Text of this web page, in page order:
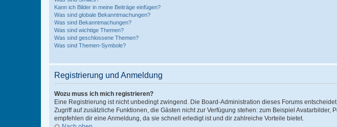
Kann ich Bilder in meine Beiträge einfügen?
Was sind globale Bekanntmachungen?
Was sind Bekanntmachungen?
Was sind wichtige Themen?
Was sind geschlossene Themen?
Was sind Themen-Symbole?
Registrierung und Anmeldung
Wozu muss ich mich registrieren?
Eine Registrierung ist nicht unbedingt zwingend. Die Board-Administration dieses Forums
Zugriff auf zusätzliche Funktionen, die Gästen nicht zur Verfügung stehen: zum Beispiel
empfehlen dir eine Anmeldung, da sie schnell erledigt ist und dir zahlreiche Vorteile bietet.